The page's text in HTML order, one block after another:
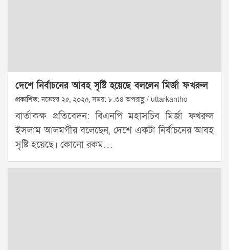
দেশে নির্বাচনের আবহ সৃষ্টি হয়েছে বললেন মির্জা ফখরুল
প্রকাশিত:নভেম্বর ২৫, ২০২৫, সময়: ৮:৩৪ অপরাহ্ণ / uttarkantho
বার্তাকক্ষ প্রতিবেদন: বিএনপি মহাসচিব মির্জা ফখরুল
ইসলাম আলমগীর বলেছেন, দেশে একটা নির্বাচনের আবহ
সৃষ্টি হয়েছে। কোনো রকম…